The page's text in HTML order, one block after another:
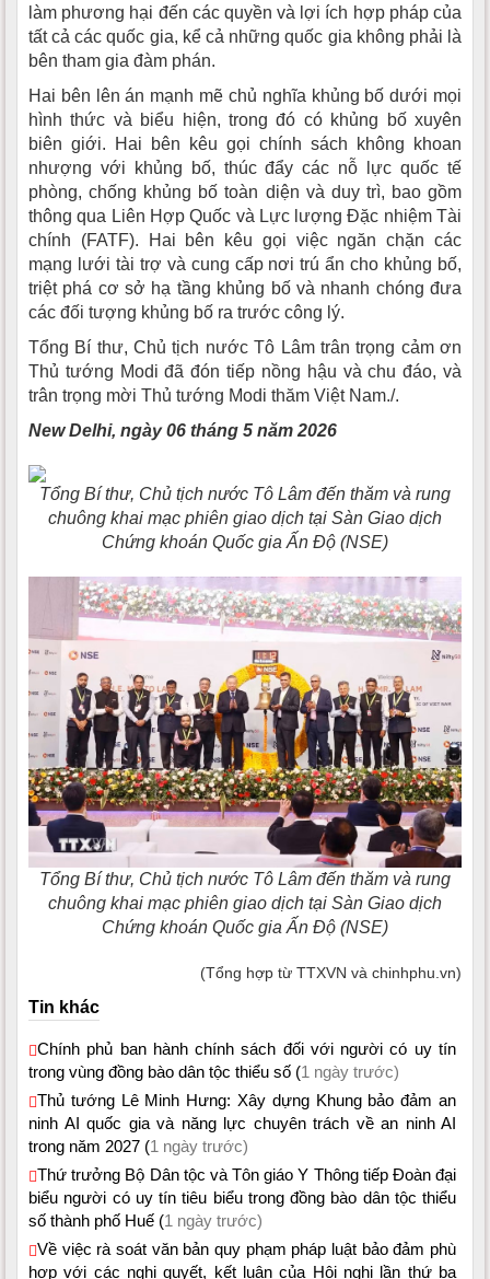
làm phương hại đến các quyền và lợi ích hợp pháp của
tất cả các quốc gia, kể cả những quốc gia không phải là
bên tham gia đàm phán.
Hai bên lên án mạnh mẽ chủ nghĩa khủng bố dưới mọi
hình thức và biểu hiện, trong đó có khủng bố xuyên
biên giới. Hai bên kêu gọi chính sách không khoan
nhượng với khủng bố, thúc đẩy các nỗ lực quốc tế
phòng, chống khủng bố toàn diện và duy trì, bao gồm
thông qua Liên Hợp Quốc và Lực lượng Đặc nhiệm Tài
chính (FATF). Hai bên kêu gọi việc ngăn chặn các
mạng lưới tài trợ và cung cấp nơi trú ẩn cho khủng bố,
triệt phá cơ sở hạ tầng khủng bố và nhanh chóng đưa
các đối tượng khủng bố ra trước công lý.
Tổng Bí thư, Chủ tịch nước Tô Lâm trân trọng cảm ơn
Thủ tướng Modi đã đón tiếp nồng hậu và chu đáo, và
trân trọng mời Thủ tướng Modi thăm Việt Nam./.
New Delhi, ngày 06 tháng 5 năm 2026
Tổng Bí thư, Chủ tịch nước Tô Lâm đến thăm và rung
chuông khai mạc phiên giao dịch tại Sàn Giao dịch
Chứng khoán Quốc gia Ấn Độ (NSE)
Tổng Bí thư, Chủ tịch nước Tô Lâm đến thăm và rung
chuông khai mạc phiên giao dịch tại Sàn Giao dịch
Chứng khoán Quốc gia Ấn Độ (NSE)
(Tổng hợp từ TTXVN và chinhphu.vn)
Tin khác
Chính phủ ban hành chính sách đối với người có uy tín
trong vùng đồng bào dân tộc thiểu số (1 ngày trước)
Thủ tướng Lê Minh Hưng: Xây dựng Khung bảo đảm an
ninh AI quốc gia và năng lực chuyên trách về an ninh AI
trong năm 2027 (1 ngày trước)
Thứ trưởng Bộ Dân tộc và Tôn giáo Y Thông tiếp Đoàn đại
biểu người có uy tín tiêu biểu trong đồng bào dân tộc thiểu
số thành phố Huế (1 ngày trước)
Về việc rà soát văn bản quy phạm pháp luật bảo đảm phù
hợp với các nghị quyết, kết luận của Hội nghị lần thứ ba